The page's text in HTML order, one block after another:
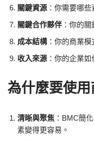
關鍵資源 ：你需要哪
關鍵合作夥伴 ：你的
成本結構：你的商業模
收入來源 ：你的企業
為什麼要使用
清晰與聚焦 ：BMC簡
素變得更容易。